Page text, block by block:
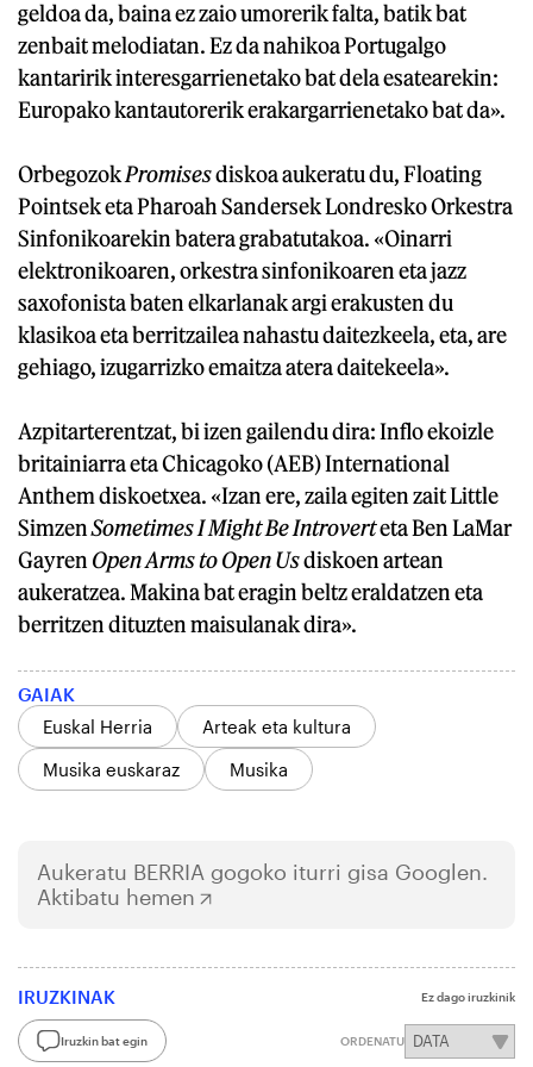
geldoa da, baina ez zaio umorerik falta, batik bat
zenbait melodiatan. Ez da nahikoa Portugalgo
kantaririk interesgarrienetako bat dela esatearekin:
Europako kantautorerik erakargarrienetako bat da».
OrbegozokPromisesdiskoa aukeratu du, Floating
Pointsek eta Pharoah Sandersek Londresko Orkestra
Sinfonikoarekin batera grabatutakoa. «Oinarri
elektronikoaren, orkestra sinfonikoaren eta jazz
saxofonista baten elkarlanak argi erakusten du
klasikoa eta berritzailea nahastu daitezkeela, eta, are
gehiago, izugarrizko emaitza atera daitekeela».
Azpitarterentzat, bi izen gailendu dira: Inflo ekoizle
britainiarra eta Chicagoko (AEB) International
Anthem diskoetxea. «Izan ere, zaila egiten zait Little
SimzenSometimes I Might Be Introverteta Ben LaMar
Gayren Open Arms to Open Usdiskoen artean
aukeratzea. Makina bat eragin beltz eraldatzen eta
berritzen dituzten maisulanak dira».
GAIAK
Euskal Herria
Arteak eta kultura
Musika euskaraz
Musika
Aukeratu BERRIA gogoko iturri gisa Googlen.
Aktibatu hemen
IRUZKINAK Ez dago iruzkinik
Iruzkin bat egin ORDENATU